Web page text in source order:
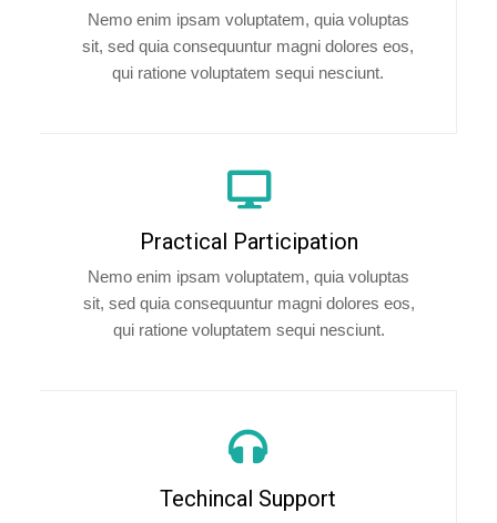
Nemo enim ipsam voluptatem, quia voluptas
sit, sed quia consequuntur magni dolores eos,
qui ratione voluptatem sequi nesciunt.
Practical Participation
Nemo enim ipsam voluptatem, quia voluptas
sit, sed quia consequuntur magni dolores eos,
qui ratione voluptatem sequi nesciunt.
Techincal Support